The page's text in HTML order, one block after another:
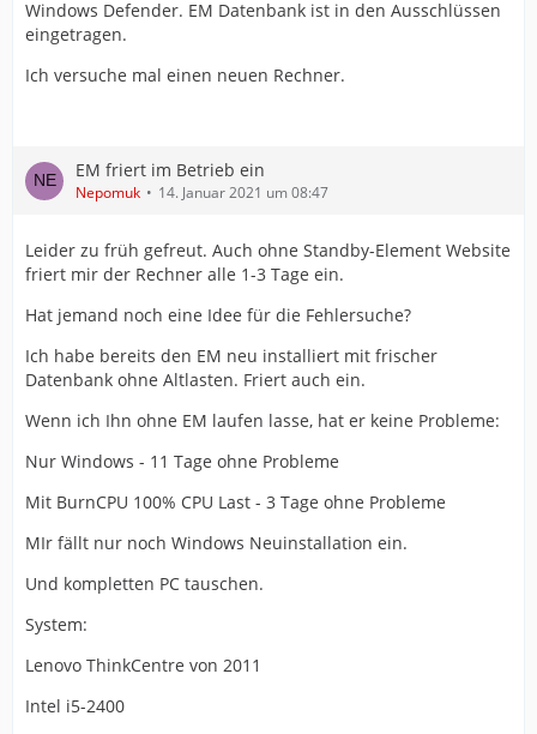
Windows Defender. EM Datenbank ist in den Ausschlüssen
eingetragen.
Ich versuche mal einen neuen Rechner.
EM friert im Betrieb ein
Nepomuk 14. Januar 2021 um 08:47
Leider zu früh gefreut. Auch ohne Standby-Element Website
friert mir der Rechner alle 1-3 Tage ein.
Hat jemand noch eine Idee für die Fehlersuche?
Ich habe bereits den EM neu installiert mit frischer
Datenbank ohne Altlasten. Friert auch ein.
Wenn ich Ihn ohne EM laufen lasse, hat er keine Probleme:
Nur Windows - 11 Tage ohne Probleme
Mit BurnCPU 100% CPU Last - 3 Tage ohne Probleme
MIr fällt nur noch Windows Neuinstallation ein.
Und kompletten PC tauschen.
System:
Lenovo ThinkCentre von 2011
Intel i5-2400